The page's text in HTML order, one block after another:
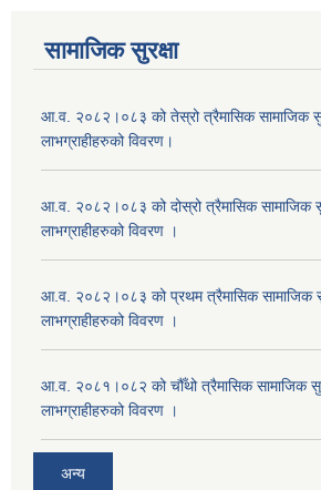
सामाजिक सुरक्षा
आ.व. २०८२।०८३ को तेस्रो त्रैमासिक सामाजिक
लाभग्राहीहरुको विवरण।
आ.व. २०८२।०८३ को दोस्रो त्रैमासिक सामाजिक
लाभग्राहीहरुको विवरण ।
आ.व. २०८२।०८३ को प्रथम त्रैमासिक सामाजिक
लाभग्राहीहरुको विवरण ।
आ.व. २०८१।०८२ को चौँथो त्रैमासिक सामाजिक
लाभग्राहीहरुको विवरण ।
अन्य